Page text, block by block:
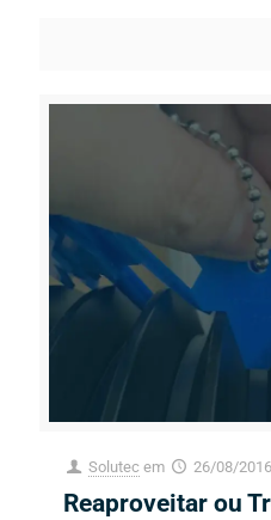
Solutec em 26/08/2016
Reaproveitar ou